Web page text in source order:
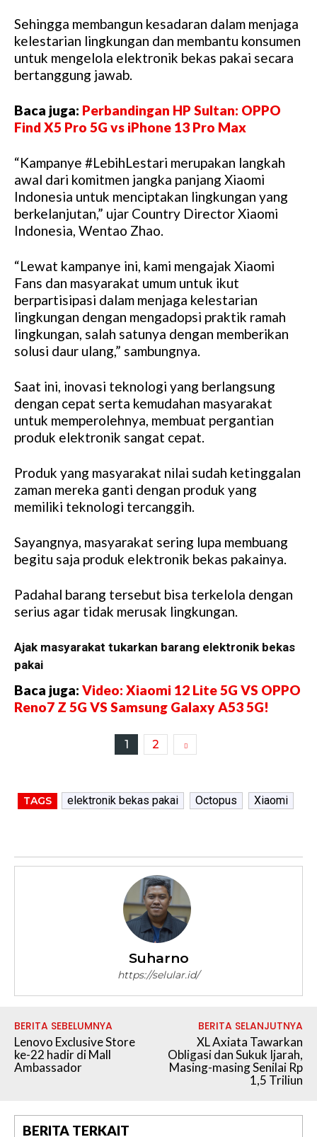
Sehingga membangun kesadaran dalam menjaga
kelestarian lingkungan dan membantu konsumen
untuk mengelola elektronik bekas pakai secara
bertanggung jawab.
Baca juga: Perbandingan HP Sultan: OPPO
Find X5 Pro 5G vs iPhone 13 Pro Max
“Kampanye #LebihLestari merupakan langkah
awal dari komitmen jangka panjang Xiaomi
Indonesia untuk menciptakan lingkungan yang
berkelanjutan,” ujar Country Director Xiaomi
Indonesia, Wentao Zhao.
“Lewat kampanye ini, kami mengajak Xiaomi
Fans dan masyarakat umum untuk ikut
berpartisipasi dalam menjaga kelestarian
lingkungan dengan mengadopsi praktik ramah
lingkungan, salah satunya dengan memberikan
solusi daur ulang,” sambungnya.
Saat ini, inovasi teknologi yang berlangsung
dengan cepat serta kemudahan masyarakat
untuk memperolehnya, membuat pergantian
produk elektronik sangat cepat.
Produk yang masyarakat nilai sudah ketinggalan
zaman mereka ganti dengan produk yang
memiliki teknologi tercanggih.
Sayangnya, masyarakat sering lupa membuang
begitu saja produk elektronik bekas pakainya.
Padahal barang tersebut bisa terkelola dengan
serius agar tidak merusak lingkungan.
Ajak masyarakat tukarkan barang elektronik bekas
pakai
Baca juga: Video: Xiaomi 12 Lite 5G VS OPPO
Reno7 Z 5G VS Samsung Galaxy A53 5G!
1 2
TAGS elektronik bekas pakai Octopus Xiaomi
Suharno
https://selular.id/
BERITA SEBELUMNYA
Lenovo Exclusive Store
ke-22 hadir di Mall
Ambassador
BERITA SELANJUTNYA
XL Axiata Tawarkan
Obligasi dan Sukuk Ijarah,
Masing-masing Senilai Rp
1,5 Triliun
BERITA TERKAIT